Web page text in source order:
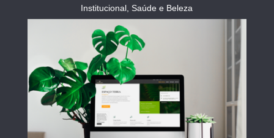
Institucional Saúde e Beleza